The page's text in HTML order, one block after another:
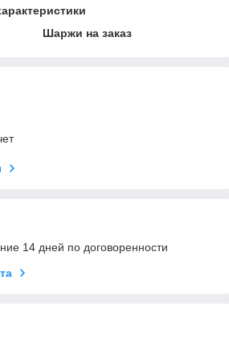
Шаржи на заказ
14 дней по договоренности